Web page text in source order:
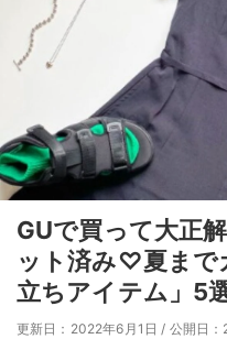
GUで買って大正
ット済み♡夏まで
立ちアイテム」5
更新日：2022年6月1日 / 公開日：